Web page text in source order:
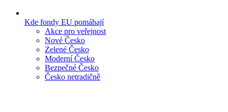
Kde fondy EU pomáhají
Akce pro veřejnost
Nové Česko
Zelené Česko
Moderní Česko
Bezpečné Česko
Česko netradičně